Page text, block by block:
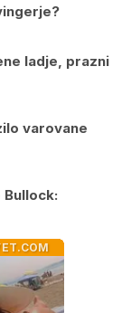
ladje, prazni
varovane